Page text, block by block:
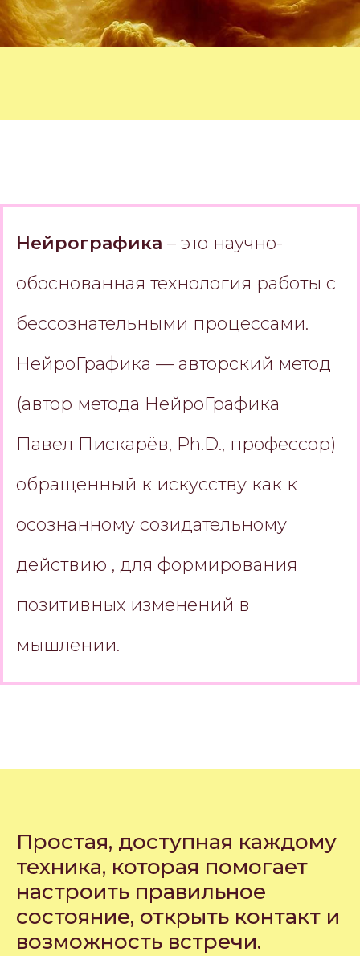
Нейрографика – это научно-
обоснованная технология работы с
бессознательными процессами.
НейроГрафика — авторский метод
(автор метода НейроГрафика
Павел Пискарёв, Ph.D., профессор)
обращённый к искусству как к
осознанному созидательному
действию , для формирования
позитивных изменений в
мышлении.
Простая, доступная каждому
техника, которая помогает
настроить правильное
состояние, открыть контакт и
возможность встречи.